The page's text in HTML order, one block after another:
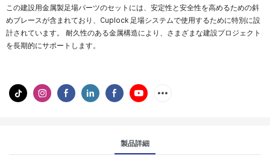
この建設用金属製足場パーツのセットには、安定性と安全性を高めるための斜
めブレースが含まれており、Cuplock 足場システムで使用するために特別に設
計されています。 耐久性のある金属構造により、さまざまな建設プロジェクト
を長期的にサポートします。
製品詳細